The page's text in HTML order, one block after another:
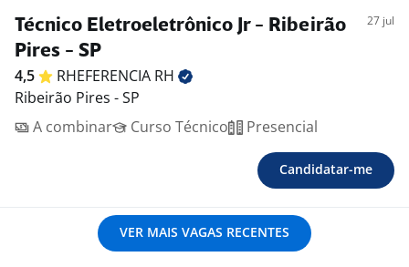
Técnico Eletroeletrônico Jr - Ribeirão
Pires - SP
27 jul
4,5 RHEFERENCIA RH
Ribeirão Pires - SP
A combinar
Curso Técnico Presencial
Candidatar-me
VER MAIS VAGAS RECENTES